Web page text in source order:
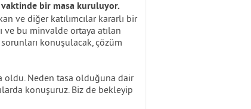
bir masa kuruluyor.
ve diğer katılımcılar kararlı bir
bu minvalde ortaya atılan
konuşulacak, çözüm
oldu. Neden tasa olduğuna dair
konuşuruz. Biz de bekleyip